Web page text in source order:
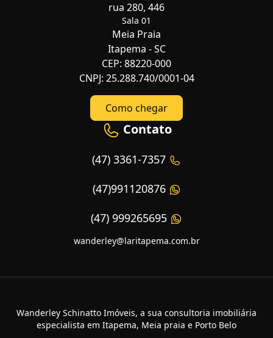
rua 280, 446
Sala 01
Meia Praia
Itapema - SC
CEP: 88220-000
CNPJ: 25.288.740/0001-04
Como chegar
Contato
(47) 3361-7357
(47)991120876
(47) 999265695
wanderley@laritapema.com.br
Wanderley Schinatto Imóveis, a sua consultoria imobiliária
especialista em Itapema, Meia praia e Porto Belo